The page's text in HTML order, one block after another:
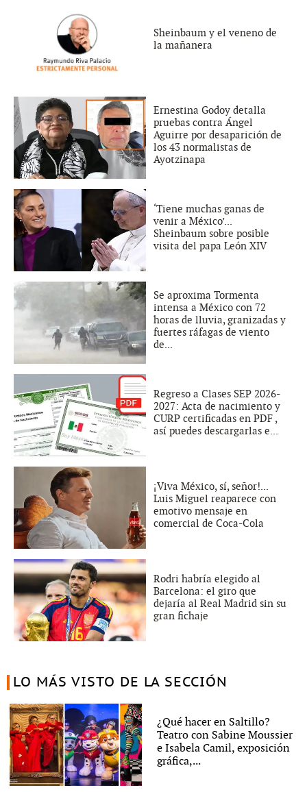
Sheinbaum y el veneno de
la mañanera
Ernestina Godoy detalla
pruebas contra Ángel
Aguirre por desaparición de
los 43 normalistas de
Ayotzinapa
‘Tiene muchas ganas de
venir a México’...
Sheinbaum sobre posible
visita del papa León XIV
Se aproxima Tormenta
intensa a México con 72
horas de lluvia, granizadas y
fuertes ráfagas de viento
de...
Regreso a Clases SEP 2026-
2027: Acta de nacimiento y
CURP certificadas en PDF ,
así puedes descargarlas e...
¡Viva México, sí, señor!...
Luis Miguel reaparece con
emotivo mensaje en
comercial de Coca-Cola
Rodri habría elegido al
Barcelona: el giro que
dejaría al Real Madrid sin su
gran fichaje
LO MÁS VISTO DE LA SECCIÓN
¿Qué hacer en Saltillo?
Teatro con Sabine Moussier
e Isabela Camil, exposición
gráfica,...